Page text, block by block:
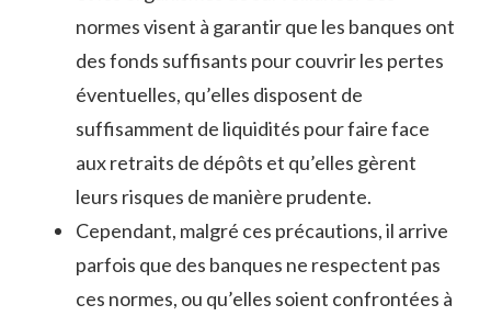
normes visent à garantir que les banques ont
des fonds suffisants pour couvrir les pertes
éventuelles, qu’elles disposent de
suffisamment de liquidités pour faire face
aux retraits de dépôts et qu’elles gèrent
leurs risques de manière prudente.
Cependant, malgré ces précautions, il arrive
parfois que des banques ne respectent pas
ces normes, ou qu’elles soient confrontées à